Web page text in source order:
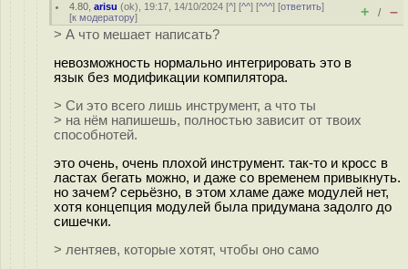
4.80 ,arisu (ok), 19:17, 14/10/2024 [^] [^^] [^^^] [ответить]
[к модератору] + / –
> А что мешает написать?
невозможность нормально интегрировать это в
язык без модификации компилятора.
> Си это всего лишь инструмент, а что ты
> на нём напишешь, полностью зависит от твоих
способнотей.
это очень, очень плохой инструмент. так-то и кросс в
ластах бегать можно, и даже со временем привыкнуть.
но зачем? серьёзно, в этом хламе даже модулей нет,
хотя концепция модулей была придумана задолго до
сишечки.
> лентяев, которые хотят, чтобы оно само